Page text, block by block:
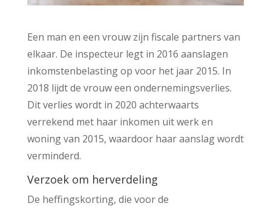
Een man en een vrouw zijn fiscale partners van
elkaar. De inspecteur legt in 2016 aanslagen
inkomstenbelasting op voor het jaar 2015. In
2018 lijdt de vrouw een ondernemingsverlies.
Dit verlies wordt in 2020 achterwaarts
verrekend met haar inkomen uit werk en
woning van 2015, waardoor haar aanslag wordt
verminderd.
Verzoek om herverdeling
De heffingskorting, die voor de